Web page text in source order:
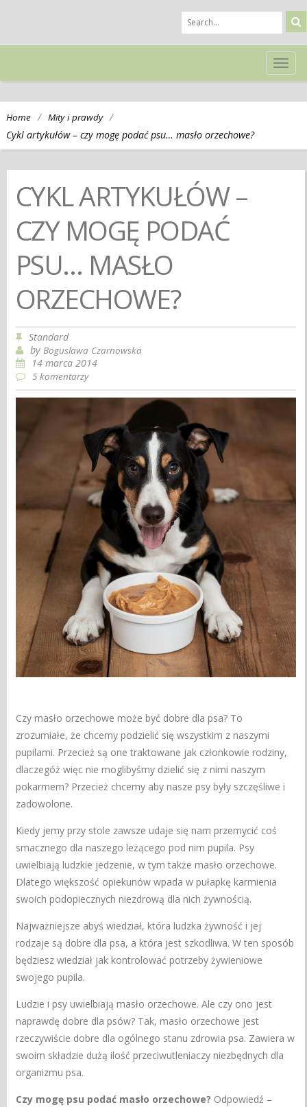
Home / Mity i prawdy /
Cykl artykułów – czy mogę podać psu… masło orzechowe?
CYKL ARTYKUŁÓW –
CZY MOGĘ PODAĆ
PSU… MASŁO
ORZECHOWE?
Standard
byBoguslawa Czarnowska
14 marca 2014
5 komentarzy
Czy masło orzechowe może być dobre dla psa? To
zrozumiałe, że chcemy podzielić się wszystkim z naszymi
pupilami. Przecież są one traktowane jak członkowie rodziny,
dlaczegóż więc nie moglibyśmy dzielić się z nimi naszym
pokarmem? Przecież chcemy aby nasze psy były szczęśliwe i
zadowolone.
Kiedy jemy przy stole zawsze udaje się nam przemycić coś
smacznego dla naszego leżącego pod nim pupila. Psy
uwielbiają ludzkie jedzenie, w tym także masło orzechowe.
Dlatego większość opiekunów wpada w pułapkę karmienia
swoich podopiecznych niezdrową dla nich żywnością.
Najważniejsze abyś wiedział, która ludzka żywność i jej
rodzaje są dobre dla psa, a która jest szkodliwa. W ten sposób
będziesz wiedział jak kontrolować potrzeby żywieniowe
swojego pupila.
Ludzie i psy uwielbiają masło orzechowe. Ale czy ono jest
naprawdę dobre dla psów? Tak, masło orzechowe jest
rzeczywiście dobre dla ogólnego stanu zdrowia psa. Zawiera w
swoim składzie dużą ilość przeciwutleniaczy niezbędnych dla
organizmu psa.
Czy mogę psu podać masło orzechowe? Odpowiedź –